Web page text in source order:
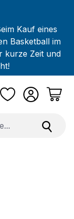
Kauf eines
Basketball im
kurze Zeit und